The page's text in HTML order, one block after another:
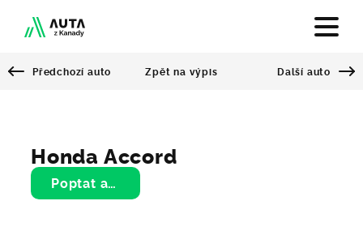
Auta z Kanady
Veteráni na Truc
Předchozí auto Zpět na výpis Další auto
Honda Accord
Poptat auto